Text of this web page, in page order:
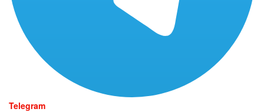
Telegram